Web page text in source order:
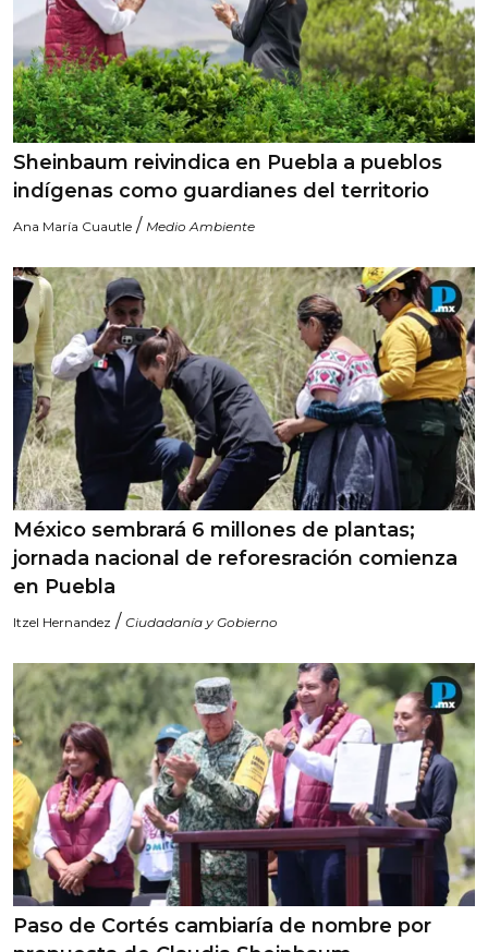
Sheinbaum reivindica en Puebla a pueblos
indígenas como guardianes del territorio
Ana María Cuautle / Medio Ambiente
México sembrará 6 millones de plantas;
jornada nacional de reforesración comienza
en Puebla
Itzel Hernandez / Ciudadanía y Gobierno
Paso de Cortés cambiaría de nombre por